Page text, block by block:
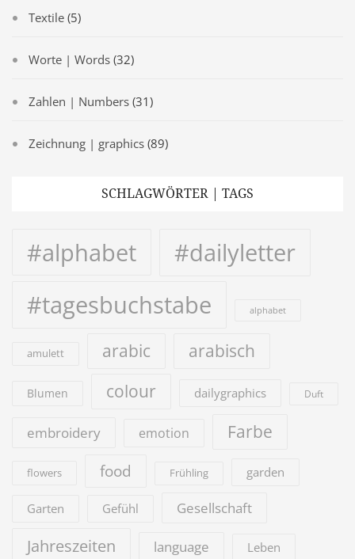
Textile (5)
Worte | Words (32)
Zahlen | Numbers (31)
Zeichnung | graphics (89)
SCHLAGWÖRTER | TAGS
#alphabet
#dailyletter
#tagesbuchstabe
alphabet
amulett arabic arabisch
Blumen colour dailygraphics Duft
embroidery emotion Farbe
flowers food Frühling garden
Garten Gefühl Gesellschaft
Jahreszeiten language Leben